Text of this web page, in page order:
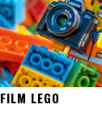
FILM LEGO